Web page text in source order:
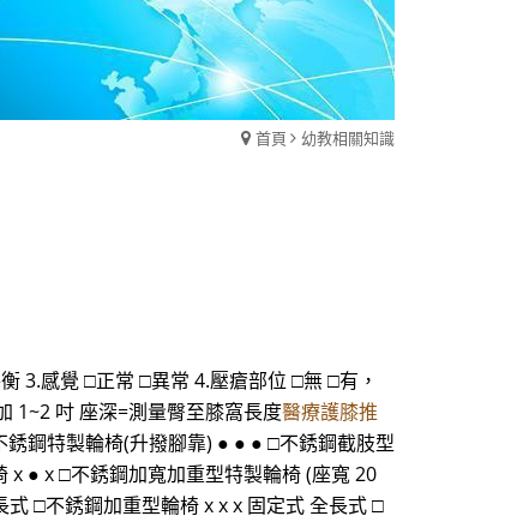
首頁 幼教相關知識
3.感覺 □正常 □異常 4.壓瘡部位 □無 □有，
1~2 吋 座深=測量臀至膝窩長度醫療護膝推
鋼特製輪椅(升撥腳靠) ● ● ● □不銹鋼截肢型
● x □不銹鋼加寬加重型特製輪椅 (座寬 20
□不銹鋼加重型輪椅 x x x 固定式 全長式 □